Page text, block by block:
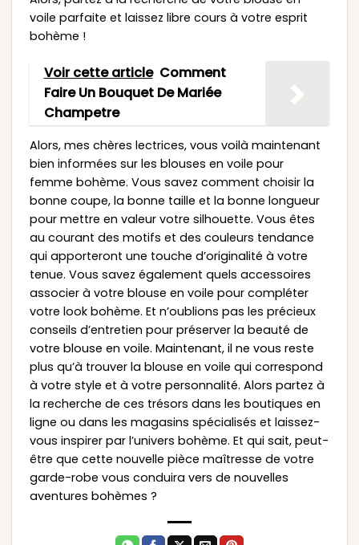
voile parfaite et laissez libre cours à votre esprit
bohème !
Voir cette article Comment
Faire Un Bouquet De Mariée
Champetre
Alors, mes chères lectrices, vous voilà maintenant
bien informées sur les blouses en voile pour
femme bohème. Vous savez comment choisir la
bonne coupe, la bonne taille et la bonne longueur
pour mettre en valeur votre silhouette. Vous êtes
au courant des motifs et des couleurs tendance
qui apporteront une touche d’originalité à votre
tenue. Vous savez également quels accessoires
associer à votre blouse en voile pour compléter
votre look bohème. Et n’oublions pas les précieux
conseils d’entretien pour préserver la beauté de
votre blouse en voile. Maintenant, il ne vous reste
plus qu’à trouver la blouse en voile qui correspond
à votre style et à votre personnalité. Alors partez à
la recherche de ces trésors dans les boutiques en
ligne ou dans les magasins spécialisés et laissez-
vous inspirer par l’univers bohème. Et qui sait, peut-
être que cette nouvelle pièce maîtresse de votre
garde-robe vous conduira vers de nouvelles
aventures bohèmes ?